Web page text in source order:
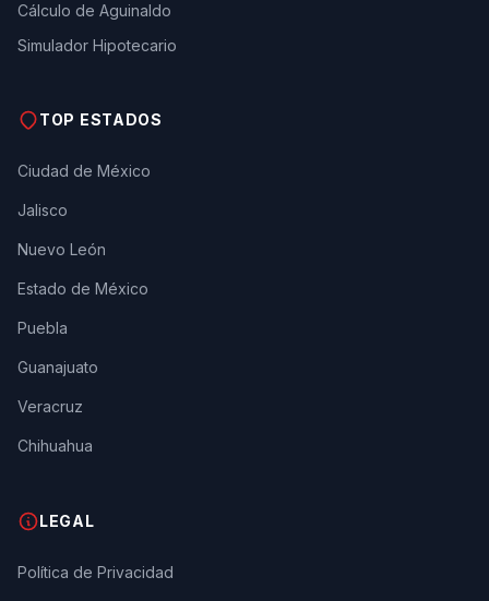
Cálculo de Aguinaldo
Simulador Hipotecario
TOP ESTADOS
Ciudad de México
Jalisco
Nuevo León
Estado de México
Puebla
Guanajuato
Veracruz
Chihuahua
LEGAL
Política de Privacidad